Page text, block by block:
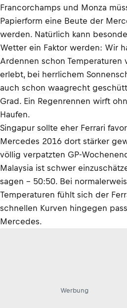
Francorchamps und Monza
Papierform eine Beute der
werden. Natürlich kann
Wetter ein Faktor werden: Wir
Ardennen schon Temperaturen
erlebt, bei herrlichem
auch schon waagrecht
Grad. Ein Regenrennen wirft
Haufen.
Singapur sollte eher Ferrari
Mercedes 2016 dort stärker
völlig verpatzten GP-
Malaysia ist schwer
sagen – 50:50. Bei
Temperaturen fühlt sich der
schnellen Kurven hingegen
Mercedes.
Werbung